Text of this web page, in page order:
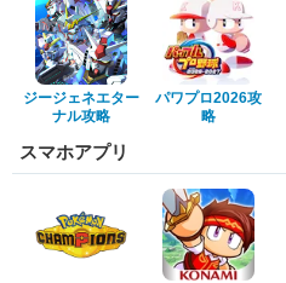
ジージェネエター
ナル攻略
パワプロ2026攻
略
スマホアプリ